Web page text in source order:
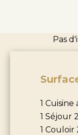
Pas
1 Cuisine
1 Séjour
1 Couloir